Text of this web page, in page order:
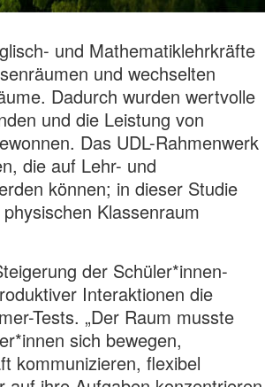
und Mathematiklehrkräfte
und wechselten
Dadurch wurden wertvolle
und die Leistung von
Das UDL-Rahmenwerk
die auf Lehr- und
können; in dieser Studie
Klassenraum
der Schüler*innen-
Interaktionen die
Tests. „Der Raum musste
sich bewegen,
kommunizieren, flexibel